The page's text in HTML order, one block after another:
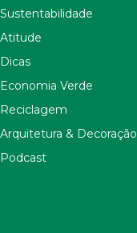
Sustentabilidade
Atitude
Dicas
Economia Verde
Reciclagem
Arquitetura & Decoração
Podcast